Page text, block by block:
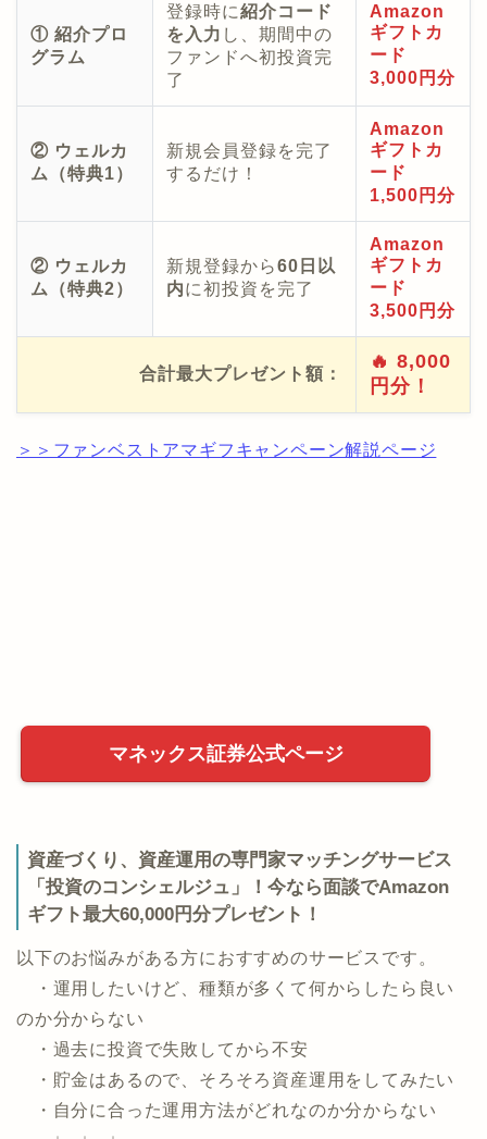
① 紹介プロ
グラム
登録時に紹介コード
を入力 し、期間中の
ファンドへ初投資完
了
Amazon
ギフトカ
ード
3,000円分
② ウェルカ
ム（特典1）
新規会員登録を完了
するだけ！
Amazon
ギフトカ
ード
1,500円分
② ウェルカ
ム（特典2）
新規登録から60日以
内に初投資を完了
Amazon
ギフトカ
ード
3,500円分
合計最大プレゼント額：
🔥 8,000
円分！
＞＞ファンベストアマギフキャンペーン解説ページ
マネックス証券公式ページ
資産づくり、資産運用の専門家マッチングサービス
「投資のコンシェルジュ」！今なら面談でAmazon
ギフト最大60,000円分プレゼント！
以下のお悩みがある方におすすめのサービスです。
・運用したいけど、種類が多くて何からしたら良い